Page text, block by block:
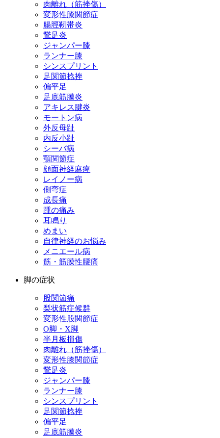
肉離れ（筋挫傷）
変形性膝関節症
腸脛靭帯炎
鵞足炎
ジャンパー膝
ランナー膝
シンスプリント
足関節捻挫
偏平足
足底筋膜炎
アキレス腱炎
モートン病
外反母趾
内反小趾
シーバ病
顎関節症
顔面神経麻痺
レイノー病
側弯症
成長痛
踵の痛み
耳鳴り
めまい
自律神経のお悩み
メニエール病
筋・筋膜性腰痛
脚の症状
股関節痛
梨状筋症候群
変形性股関節症
O脚・X脚
半月板損傷
肉離れ（筋挫傷）
変形性膝関節症
鵞足炎
ジャンパー膝
ランナー膝
シンスプリント
足関節捻挫
偏平足
足底筋膜炎